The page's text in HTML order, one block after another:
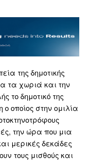
της δημοτικής
τα χωριά και την
το δημοτικό της
οποίος στην ομιλία
την ώρα που μια
μερικές δεκάδες
τους μισθούς και